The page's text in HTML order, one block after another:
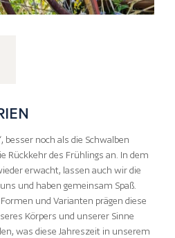
besser noch als die Schwalben
Rückkehr des Frühlings an. In dem
erwacht, lassen auch wir die
und haben gemeinsam Spaß.
und Varianten prägen diese
Körpers und unserer Sinne
was diese Jahreszeit in unserem